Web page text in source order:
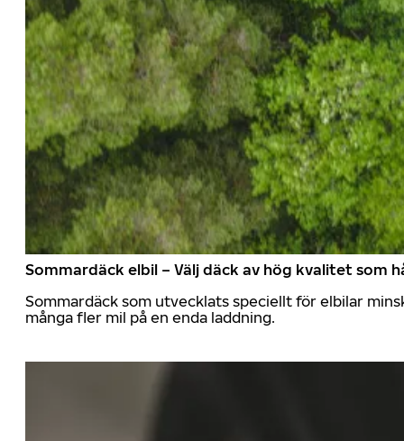
Sommardäck elbil – Välj däck av hög kvalitet som
Sommardäck som utvecklats speciellt för elbilar
många fler mil på en enda laddning.